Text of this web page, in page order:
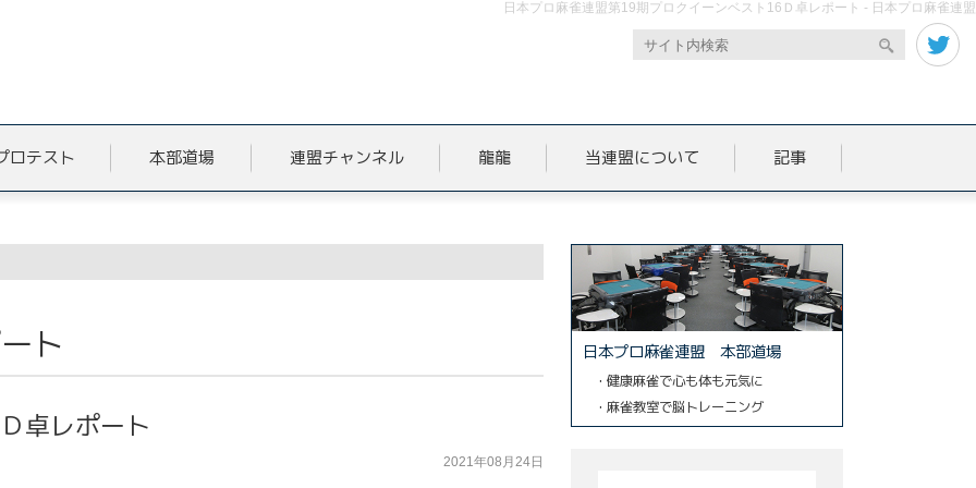
日本プロ麻雀連盟第19期プロクイーンベスト16Ｄ卓レポート - 日本プロ麻雀連盟
ロテスト 本部道場 連盟チャンネル 龍龍 当連盟について 記事
ト
卓レポート
2021年08月24日
日本プロ麻雀連盟 本部道場
・健康麻雀で心も体も元気に
・麻雀教室で脳トレーニング